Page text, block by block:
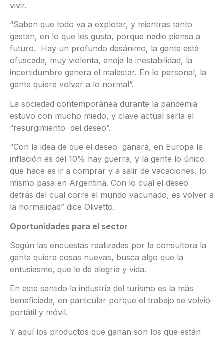
vivir.
“Saben que todo va a explotar, y mientras tanto
gastan, en lo que les gusta, porque nadie piensa a
futuro. Hay un profundo desánimo, la gente está
ofuscada, muy violenta, enoja la inestabilidad, la
incertidumbre genera el malestar. En lo personal, la
gente quiere volver a lo normal”.
La sociedad contemporánea durante la pandemia
estuvo con mucho miedo, y clave actual sería el
“resurgimiento del deseo”.
“Con la idea de que el deseo ganará, en Europa la
inflación es del 10% hay guerra, y la gente lo único
que hace es ir a comprar y a salir de vacaciones, lo
mismo pasa en Argentina. Con lo cual el deseo
detrás del cual corre el mundo vacunado, es volver a
la normalidad” dice Olivetto.
Oportunidades para el sector
Según las encuestas realizadas por la consultora la
gente quiere cosas nuevas, busca algo que la
entusiasme, que le dé alegría y vida.
En este sentido la industria del turismo es la más
beneficiada, en particular porque el trabajo se volvió
portátil y móvil.
Y aquí los productos que ganan son los que están